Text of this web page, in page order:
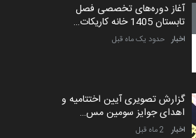
مهلت 5 ماه دیگر
آغاز دوره‌های تخصصی فصل
تابستان 1405 خانه کاریکات…
اخبار حدود یک ماه قبل
گزارش تصویری آیین اختتامیه و
اهدای جوایز سومین مس…
اخبار 2 ماه قبل